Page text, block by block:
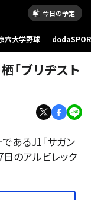
今日の予定
六大学野球
「ブリヂスト
あるJ1「サガン
日のアルビレック